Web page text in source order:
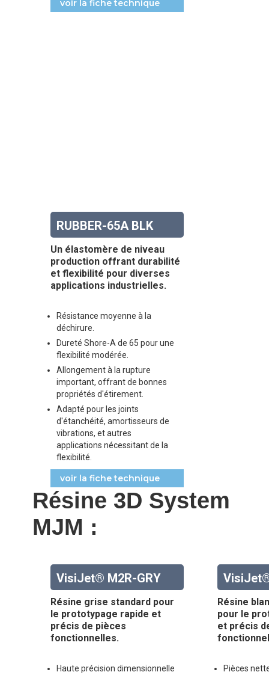
voir la fiche technique
RUBBER-65A BLK
Un élastomère de niveau
production offrant durabilité
et flexibilité pour diverses
applications industrielles.
Résistance moyenne à la
déchirure.
Dureté Shore-A de 65 pour une
flexibilité modérée.
Allongement à la rupture
important, offrant de bonnes
propriétés d'étirement.
Adapté pour les joints
d'étanchéité, amortisseurs de
vibrations, et autres
applications nécessitant de la
flexibilité.
voir la fiche technique
Résine 3D System
MJM :
VisiJet® M2R-GRY
Résine grise standard pour
le prototypage rapide et
précis de pièces
fonctionnelles.
Haute précision dimensionnelle
Résine
pour le
et précis
Pièces